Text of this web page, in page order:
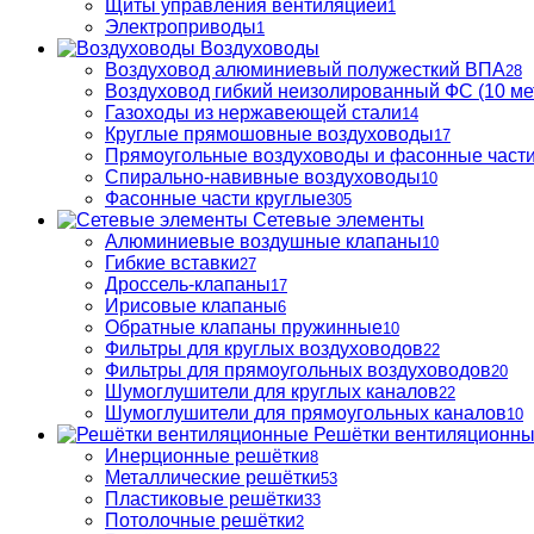
Щиты управления вентиляцией1
Электроприводы1
Воздуховоды
Воздуховод алюминиевый полужесткий ВПА28
Воздуховод гибкий неизолированный ФС (10
Газоходы из нержавеющей стали14
Круглые прямошовные воздуховоды17
Прямоугольные воздуховоды и фасонные части
Спирально-навивные воздуховоды10
Фасонные части круглые305
Сетевые элементы
Алюминиевые воздушные клапаны10
Гибкие вставки27
Дроссель-клапаны17
Ирисовые клапаны6
Обратные клапаны пружинные10
Фильтры для круглых воздуховодов22
Фильтры для прямоугольных воздуховодов20
Шумоглушители для круглых каналов22
Шумоглушители для прямоугольных каналов10
Решётки
Инерционные решётки8
Металлические решётки53
Пластиковые решётки33
Потолочные решётки2